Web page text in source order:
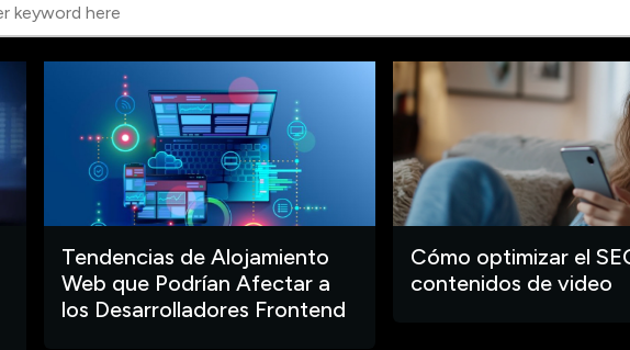
Tendencias de Alojamiento
Web que Podrían Afectar a
los Desarrolladores Frontend
Cómo optimizar el
contenidos de video